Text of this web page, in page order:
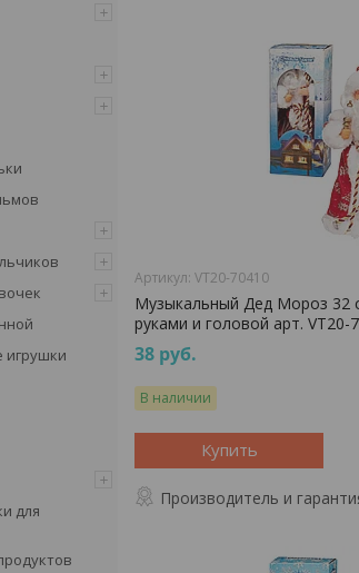
игрушки
для
VT20-70410
Музыкальный Дед Мороз 32
руками и головой арт. VT20-
38 руб.
В наличии
Купить
Производитель и